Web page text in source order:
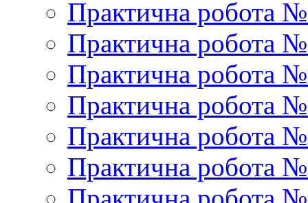
Практична робота
Практична робота
Практична робота
Практична робота
Практична робота
Практична робота